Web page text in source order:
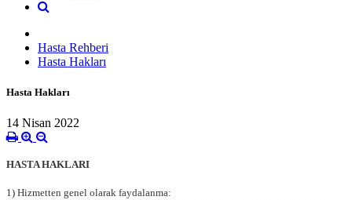
Hasta Rehberi
Hasta Hakları
Hasta Hakları
14 Nisan 2022
HASTA HAKLARI
1) Hizmetten genel olarak faydalanma: